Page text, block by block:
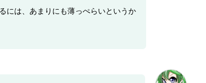
には、あまりにも薄っぺらいというか